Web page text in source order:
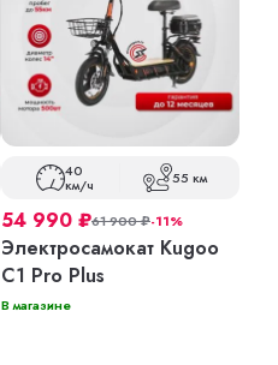
40
км/ч 55 км
54 990 ₽61 900₽-11%
Электросамокат Kugoo
C1 Pro Plus
В магазине